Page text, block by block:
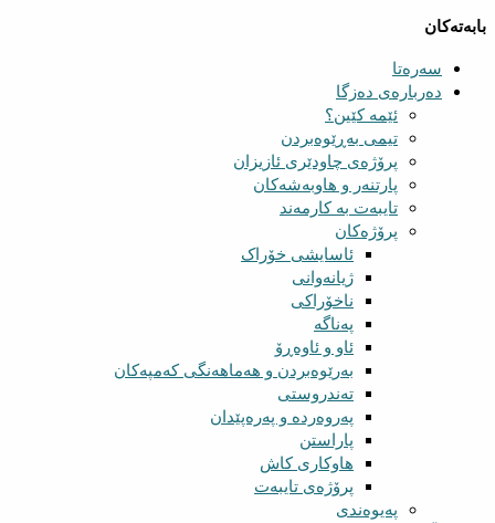
بابەتەکان
سەرەتا
دەربارەی دەزگا
ئێمە کێین؟
تیمی بەڕێوەبردن
پرۆژەی چاودێری ئازیزان
پارتنەر و هاوبەشەکان
تایبەت بە کارمەند
پرۆژەکان
ئاسایشی خۆراک
ژیانەوانی
ناخۆراکی
پەناگە
ئاو و ئاوەڕۆ
بەرێوەبردن و هەماهەنگی کەمپەکان
تەندروستی
پەروەردە و پەرەپێدان
پاراستن
هاوکاری کاش
پرۆژەی تایبەت
پەیوەندی